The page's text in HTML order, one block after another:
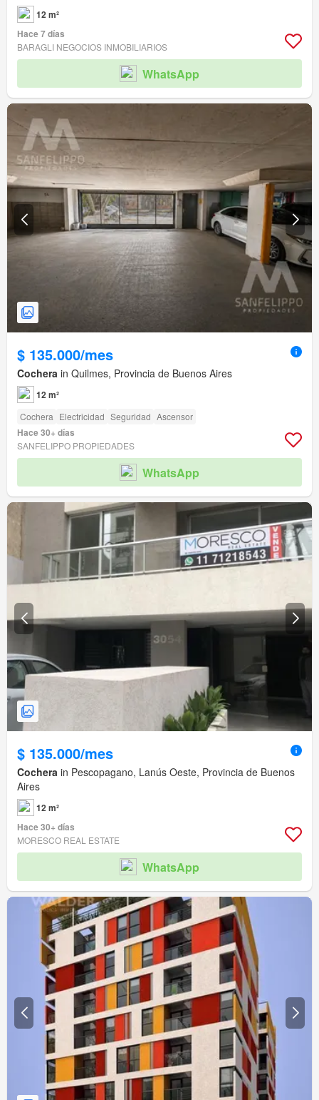
12 m²
Hace 7 días
BARAGLI NEGOCIOS INMOBILIARIOS
WhatsApp
$ 135.000/mes
Cochera in Quilmes, Provincia de Buenos Aires
12 m²
Cochera Electricidad Seguridad Ascensor
Hace 30+ días
SANFELIPPO PROPIEDADES
WhatsApp
$ 135.000/mes
Cochera in Pescopagano, Lanús Oeste, Provincia de Buenos
Aires
12 m²
Hace 30+ días
MORESCO REAL ESTATE
WhatsApp